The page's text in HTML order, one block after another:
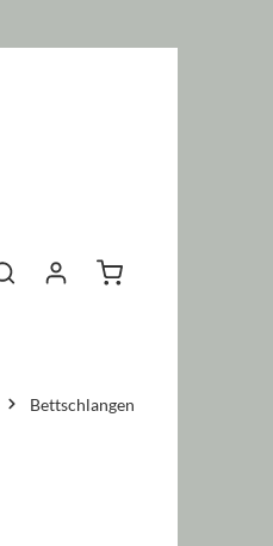
Warenkorb enthält 0
Bettschlangen